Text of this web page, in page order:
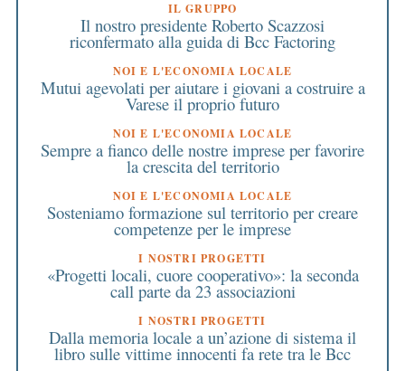
IL GRUPPO
Il nostro presidente Roberto Scazzosi
riconfermato alla guida di Bcc Factoring
NOI E L'ECONOMIA LOCALE
Mutui agevolati per aiutare i giovani a costruire a
Varese il proprio futuro
NOI E L'ECONOMIA LOCALE
Sempre a fianco delle nostre imprese per favorire
la crescita del territorio
NOI E L'ECONOMIA LOCALE
Sosteniamo formazione sul territorio per creare
competenze per le imprese
I NOSTRI PROGETTI
«Progetti locali, cuore cooperativo»: la seconda
call parte da 23 associazioni
I NOSTRI PROGETTI
Dalla memoria locale a un’azione di sistema il
libro sulle vittime innocenti fa rete tra le Bcc